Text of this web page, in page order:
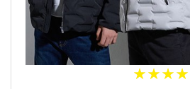
★★★★
★★★★